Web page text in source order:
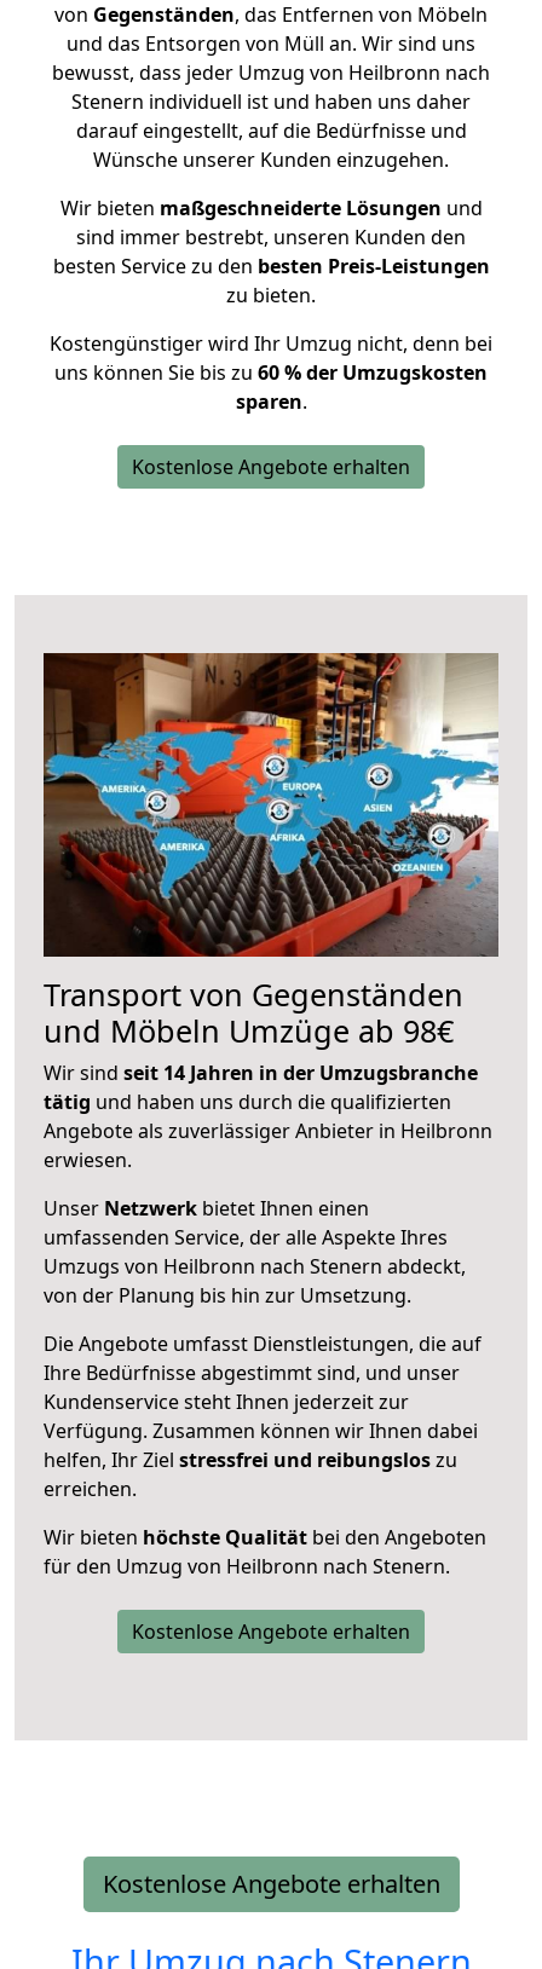
von Gegenständen, das Entfernen von Möbeln
und das Entsorgen von Müll an. Wir sind uns
bewusst, dass jeder Umzug von Heilbronn nach
Stenern individuell ist und haben uns daher
darauf eingestellt, auf die Bedürfnisse und
Wünsche unserer Kunden einzugehen.
Wir bieten maßgeschneiderte Lösungen und
sind immer bestrebt, unseren Kunden den
besten Service zu den besten Preis-Leistungen
zu bieten.
Kostengünstiger wird Ihr Umzug nicht, denn bei
uns können Sie bis zu 60 % der Umzugskosten
sparen.
Kostenlose Angebote erhalten
Transport von Gegenständen
und Möbeln Umzüge ab 98€
Wir sind seit 14 Jahren in der Umzugsbranche
tätig und haben uns durch die qualifizierten
Angebote als zuverlässiger Anbieter in Heilbronn
erwiesen.
Unser Netzwerk bietet Ihnen einen
umfassenden Service, der alle Aspekte Ihres
Umzugs von Heilbronn nach Stenern abdeckt,
von der Planung bis hin zur Umsetzung.
Die Angebote umfasst Dienstleistungen, die auf
Ihre Bedürfnisse abgestimmt sind, und unser
Kundenservice steht Ihnen jederzeit zur
Verfügung. Zusammen können wir Ihnen dabei
helfen, Ihr Ziel stressfrei und reibungsloszu
erreichen.
Wir bieten höchste Qualität bei den Angeboten
für den Umzug von Heilbronn nach Stenern.
Kostenlose Angebote erhalten
Kostenlose Angebote erhalten